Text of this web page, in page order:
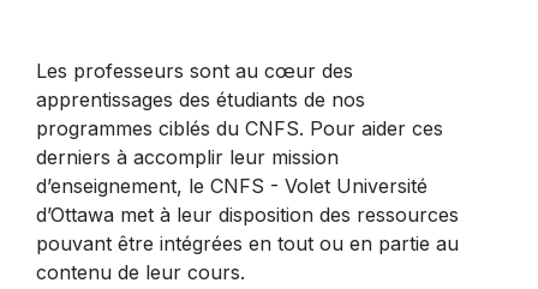
Les professeurs sont au cœur des
apprentissages des étudiants de nos
programmes ciblés du CNFS. Pour aider ces
derniers à accomplir leur mission
d’enseignement, le CNFS - Volet Université
d’Ottawa met à leur disposition des ressources
pouvant être intégrées en tout ou en partie au
contenu de leur cours.